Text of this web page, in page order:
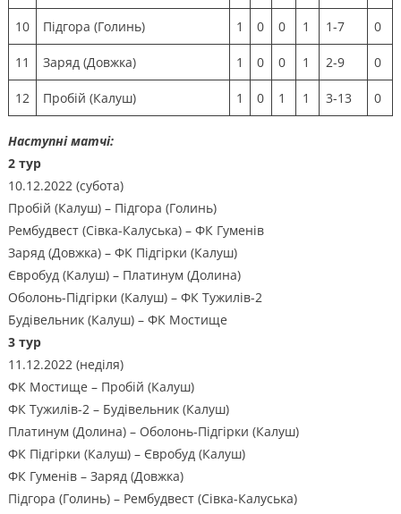
10 Підгора (Голинь) 1 0 0 1 1-7 0
11 Заряд (Довжка) 1 0 0 1 2-9 0
12 Пробій (Калуш) 1 0 1 1 3-13 0
Наступні матчі:
2 тур
10.12.2022 (субота)
Пробій (Калуш) – Підгора (Голинь)
Рембудвест (Сівка-Калуська) – ФК Гуменів
Заряд (Довжка) – ФК Підгірки (Калуш)
Євробуд (Калуш) – Платинум (Долина)
Оболонь-Підгірки (Калуш) – ФК Тужилів-2
Будівельник (Калуш) – ФК Мостище
3 тур
11.12.2022 (неділя)
ФК Мостище – Пробій (Калуш)
ФК Тужилів-2 – Будівельник (Калуш)
Платинум (Долина) – Оболонь-Підгірки (Калуш)
ФК Підгірки (Калуш) – Євробуд (Калуш)
ФК Гуменів – Заряд (Довжка)
Підгора (Голинь) – Рембудвест (Сівка-Калуська)